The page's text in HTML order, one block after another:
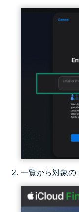
一覧から対象の